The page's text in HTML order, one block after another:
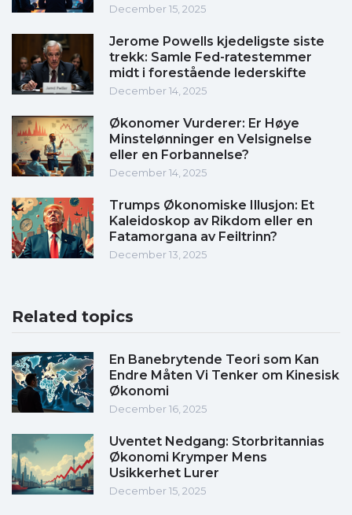
December 15, 2025
Jerome Powells kjedeligste siste
trekk: Samle Fed-ratestemmer
midt i forestående lederskifte
December 14, 2025
Økonomer Vurderer: Er Høye
Minstelønninger en Velsignelse
eller en Forbannelse?
December 14, 2025
Trumps Økonomiske Illusjon: Et
Kaleidoskop av Rikdom eller en
Fatamorgana av Feiltrinn?
December 13, 2025
Related topics
En Banebrytende Teori som Kan
Endre Måten Vi Tenker om Kinesisk
Økonomi
December 16, 2025
Uventet Nedgang: Storbritannias
Økonomi Krymper Mens
Usikkerhet Lurer
December 15, 2025